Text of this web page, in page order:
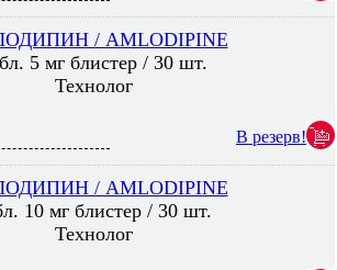
/ AMLODIPINE
5 мг блистер / 30 шт.
Технолог
В резерв!
/ AMLODIPINE
10 мг блистер / 30 шт.
Технолог